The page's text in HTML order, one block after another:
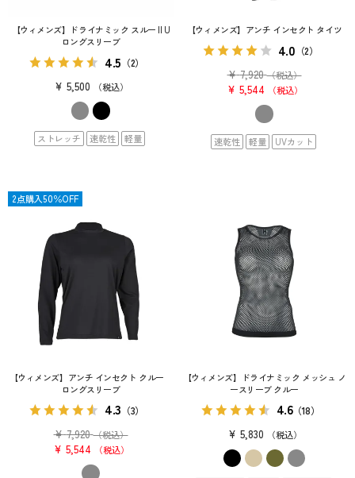
【ウィメンズ】ドライナミック スルー II U
ロングスリーブ
4.5 （2）
¥ 5,500 税込
ストレッチ 速乾性 軽量
【ウィメンズ】アンチ インセクト タイツ
4.0 （2）
¥ 7,920 （税込）
¥ 5,544 税込
速乾性 軽量 UVカット
【ウィメンズ】アンチ インセクト クルー
ロングスリーブ
4.3 （3）
¥ 7,920 （税込）
¥ 5,544 税込
OUTLET
2点購入50％OFF
【ウィメンズ】ドライナミック メッシュ ノ
ースリーブ クルー
4.6（18）
¥ 5,830 税込